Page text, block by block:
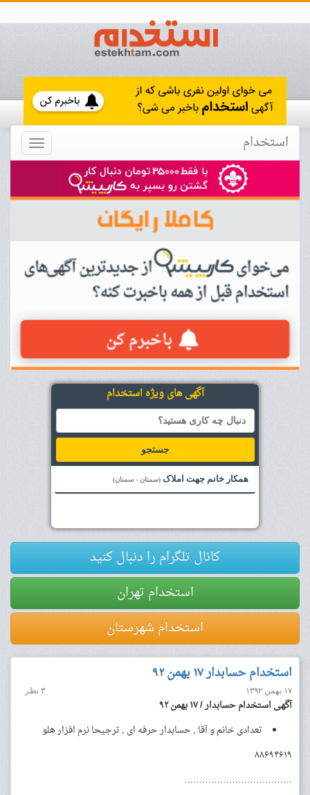
Toggle استخدام
آگهی های ویژه استخدام
جستجو
همکار خانم جهت املاک (سمنان - سمنان)
کانال تلگرام را دنبال کنید
استخدام تهران
استخدام شهرستان
استخدام حسابدار ۱۷ بهمن ۹۲
۱۷ بهمن ۱۳۹۲ ۳ نظر
آگهی استخدام حسابدار / ۱۷ بهمن ۹۲
تعدادی خانم و آقا , حسابدار حرفه ای , ترجیحا نرم افزار هلو
۸۸۶۹۴۶۱۹
………………………………